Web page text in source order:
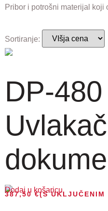
Pribor i potrošni materijal koji
Sortiranje:
DP-
Uvlakač
387,50€(S UKLJUČENIM
Dodaj u košaricu